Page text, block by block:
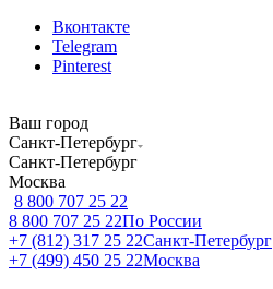
Вконтакте
Telegram
Pinterest
Ваш город
Санкт-Петербург
Санкт-Петербург
Москва
8 800 707 25 22
8 800 707 25 22По России
+7 (812) 317 25 22Санкт-Петербург
+7 (499) 450 25 22Москва